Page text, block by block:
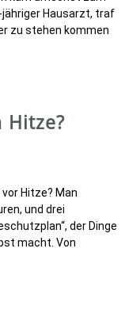
jähriger Hausarzt, traf
zu stehen kommen
Hitze?
Hitze? Man
und drei
der Dinge
macht. Von